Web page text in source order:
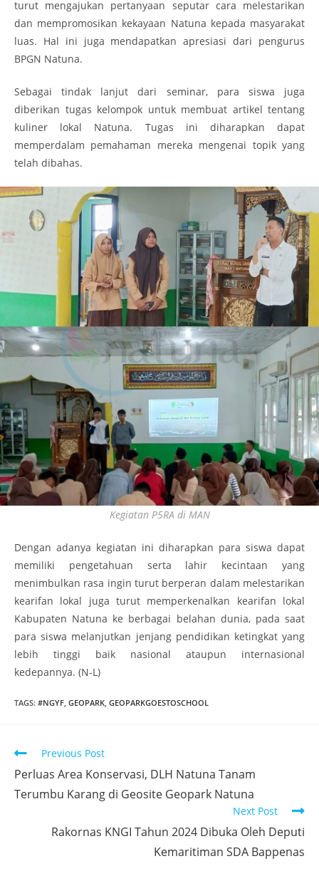
turut mengajukan pertanyaan seputar cara melestarikan
dan mempromosikan kekayaan Natuna kepada masyarakat
luas. Hal ini juga mendapatkan apresiasi dari pengurus
BPGN Natuna.
Sebagai tindak lanjut dari seminar, para siswa juga
diberikan tugas kelompok untuk membuat artikel tentang
kuliner lokal Natuna. Tugas ini diharapkan dapat
memperdalam pemahaman mereka mengenai topik yang
telah dibahas.
Kegiatan P5RA di MAN
Dengan adanya kegiatan ini diharapkan para siswa dapat
memiliki pengetahuan serta lahir kecintaan yang
menimbulkan rasa ingin turut berperan dalam melestarikan
kearifan lokal juga turut memperkenalkan kearifan lokal
Kabupaten Natuna ke berbagai belahan dunia, pada saat
para siswa melanjutkan jenjang pendidikan ketingkat yang
lebih tinggi baik nasional ataupun internasional
kedepannya. (N-L)
TAGS: #NGYF GEOPARK GEOPARKGOESTOSCHOOL
Previous Post
Perluas Area Konservasi, DLH Natuna Tanam
Terumbu Karang di Geosite Geopark Natuna
Next Post
Rakornas KNGI Tahun 2024 Dibuka Oleh Deputi
Kemaritiman SDA Bappenas